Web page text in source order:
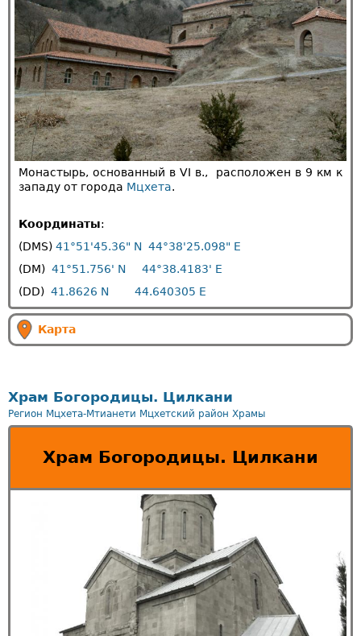
Монастырь, основанный в VI в., расположен в 9 км к
западу от города Мцхета.
Координаты:
(DMS) 41°51'45.36" N 44°38'25.098" E
(DM) 41°51.756' N
44°38.4183' E
(DD) 41.8626 N 44.640305 E
Карта
Храм Богородицы. Цилкани
Регион Мцхета-Мтианети Мцхетский район Храмы
Храм Богородицы. Цилкани